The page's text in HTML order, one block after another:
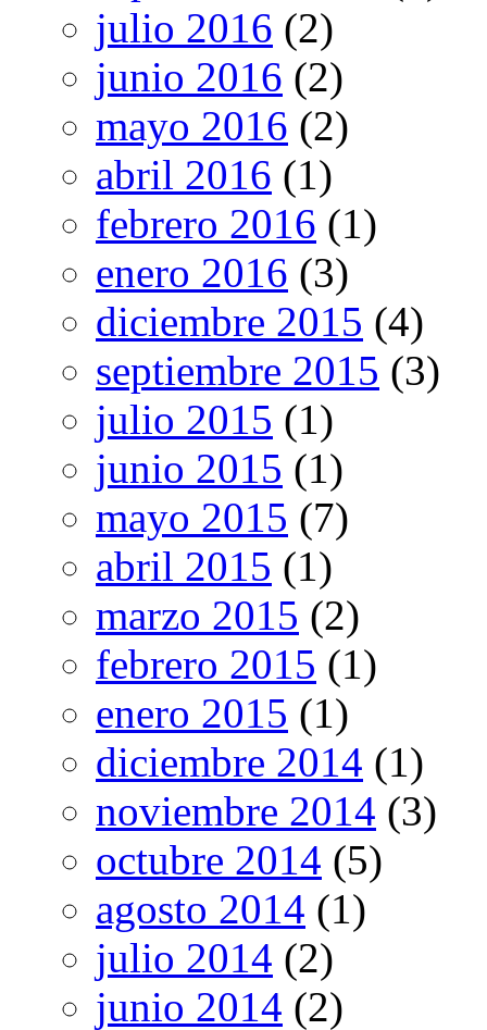
julio 2016 (2)
junio 2016 (2)
mayo 2016 (2)
abril 2016 (1)
febrero 2016 (1)
enero 2016 (3)
diciembre 2015 (4)
septiembre 2015 (3)
julio 2015 (1)
junio 2015 (1)
mayo 2015 (7)
abril 2015 (1)
marzo 2015 (2)
febrero 2015 (1)
enero 2015 (1)
diciembre 2014 (1)
noviembre 2014 (3)
octubre 2014 (5)
agosto 2014 (1)
julio 2014 (2)
junio 2014 (2)